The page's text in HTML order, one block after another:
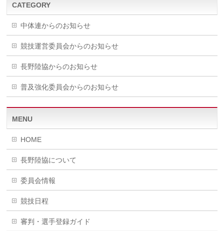
CATEGORY
中体連からのお知らせ
競技運営委員会からのお知らせ
長野陸協からのお知らせ
普及強化委員会からのお知らせ
MENU
HOME
長野陸協について
委員会情報
競技日程
審判・選手登録ガイド